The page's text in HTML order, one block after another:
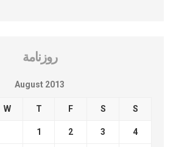
روزنامة
August 2013
W T F S S
1 2 3 4